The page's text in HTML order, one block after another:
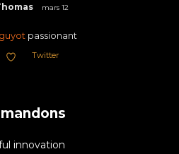
mars 12
passionant
Twitter
innovation